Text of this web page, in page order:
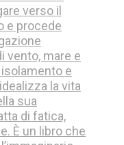
verso il
e procede
vento, mare e
e
la vita
sua
di fatica,
È un libro che